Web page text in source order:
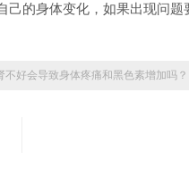
的身体变化，如果出现问
不好会导致身体疼痛和黑色素增加吗？